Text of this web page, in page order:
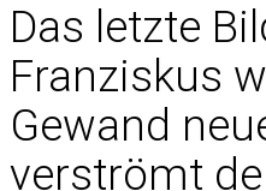
Das letzte
Franziskus
Gewand
verströmt